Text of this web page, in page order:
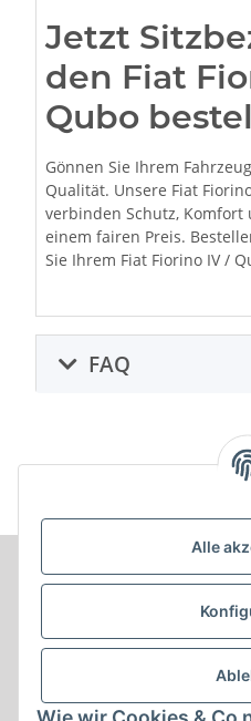
Alle
Jetzt
den Fiat
Qubo
Gönnen Sie Ihrem
Qualität. Unsere Fiat
verbinden Schutz, Komfort
einem fairen Preis.
Sie Ihrem Fiat Fiorino IV /
FAQ
Informationen
Produkt Informationen
Shop Informationen